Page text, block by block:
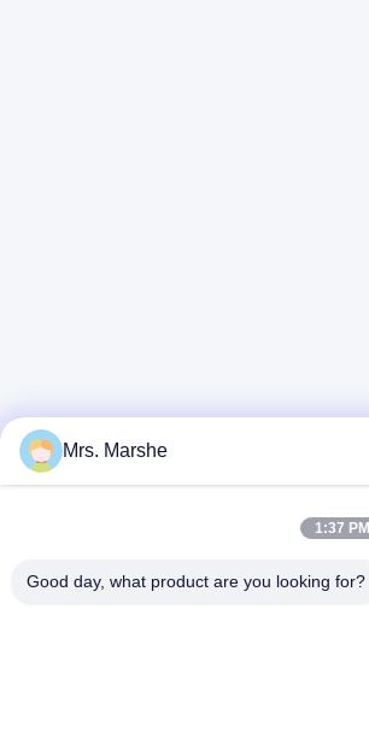
Mrs. Marshe
1:37 PM
Good day, what product are you looking for?